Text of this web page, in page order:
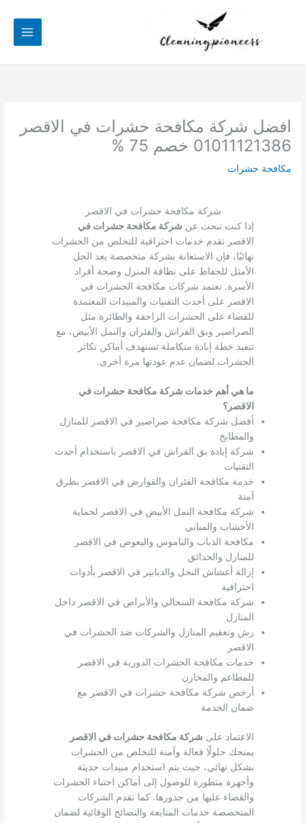
افضل شركة مكافحة حشرات في الاقصر
01011121386 خصم 75 %
مكافحة حشرات
شركة مكافحة حشرات في الاقصر
إذا كنت تبحث عن شركة مكافحة حشرات في
الاقصر تقدم خدمات احترافية للتخلص من الحشرات
نهائيًا، فإن الاستعانة بشركة متخصصة يعد الحل
الأمثل للحفاظ على نظافة المنزل وصحة أفراد
الأسرة. تعتمد شركات مكافحة الحشرات في
الاقصر على أحدث التقنيات والمبيدات المعتمدة
للقضاء على الحشرات الزاحفة والطائرة مثل
الصراصير وبق الفراش والفئران والنمل الأبيض، مع
تنفيذ خطة إبادة متكاملة تستهدف أماكن تكاثر
الحشرات لضمان عدم عودتها مرة أخرى.
ما هي أهم خدمات شركة مكافحة حشرات في
الاقصر؟
أفضل شركة مكافحة صراصير في الاقصر للمنازل
والمطابخ
شركة إبادة بق الفراش في الاقصر باستخدام أحدث
التقنيات
خدمة مكافحة الفئران والقوارض في الاقصر بطرق
آمنة
شركة مكافحة النمل الأبيض في الاقصر لحماية
الأخشاب والمباني
مكافحة الذباب والناموس والبعوض في الاقصر
للمنازل والحدائق
إزالة أعشاش النحل والدبابير في الاقصر بأدوات
احترافية
شركة مكافحة السحالي والأبراص في الاقصر داخل
المنازل
رش وتعقيم المنازل والشركات ضد الحشرات في
الاقصر
خدمات مكافحة الحشرات الدورية في الاقصر
للمطاعم والمخازن
أرخص شركة مكافحة حشرات في الاقصر مع
ضمان الخدمة
الاعتماد على شركة مكافحة حشرات في الاقصر
يمنحك حلولًا فعالة وآمنة للتخلص من الحشرات
بشكل نهائي، حيث يتم استخدام مبيدات حديثة
وأجهزة متطورة للوصول إلى أماكن اختباء الحشرات
والقضاء عليها من جذورها. كما تقدم الشركات
المتخصصة خدمات المتابعة والنصائح الوقائية لضمان